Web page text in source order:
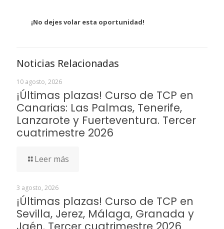
¡No dejes volar esta oportunidad!
Noticias Relacionadas
10 agosto, 2026
¡Últimas plazas! Curso de TCP en
Canarias: Las Palmas, Tenerife,
Lanzarote y Fuerteventura. Tercer
cuatrimestre 2026
Leer más
3 agosto, 2026
¡Últimas plazas! Curso de TCP en
Sevilla, Jerez, Málaga, Granada y